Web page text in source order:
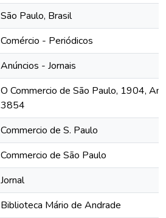
São Paulo, Brasil
Comércio - Periódicos
Anúncios - Jornais
O Commercio de São Paulo, 1904,
3854
Commercio de S. Paulo
Commercio de São Paulo
Jornal
Biblioteca Mário de Andrade